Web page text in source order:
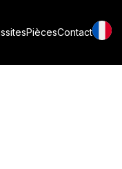
PiècesContact